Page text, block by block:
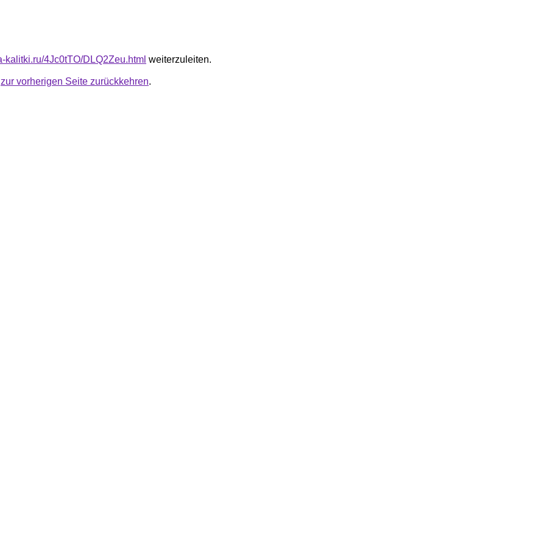
kalitki.ru/4Jc0tTO/DLQ2Zeu.html weiterzuleiten.
zur vorherigen Seite zurückkehren.